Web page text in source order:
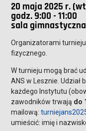
20 maja 2025 r.
godz. 9:00 - 11:00
sala
Organizatorami
fizycznego.
W turnieju mogą brać
ANS w Lesznie. Udział
każdego Instytutu
zawodników trwają do
mailową:
umieścić: imię i